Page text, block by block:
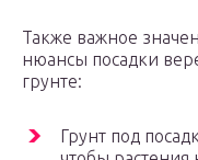
Также важное
нюансы посадки
грунте:
Грунт под